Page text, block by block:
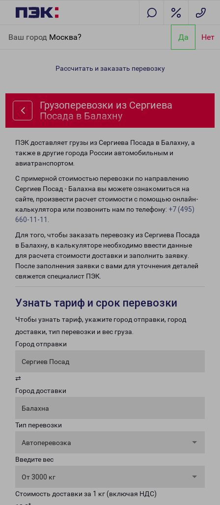
Ваш город Москва? Да Нет
Балахну
Рассчитать и заказать перевозку
Грузоперевозки из Сергиева
Посада в Балахну
ПЭК доставляет грузы из Сергиева Посада в Балахну, а
также в другие города России автомобильным и
авиатранспортом.
С примерной стоимостью перевозки по направлению
Сергиев Посад - Балахна вы можете ознакомиться на
сайте, произвести расчет стоимости с помощью онлайн-
калькулятора или позвонить нам по телефону: +7 (495)
660-11-11
Для того, чтобы заказать перевозку из Сергиева Посада
в Балахну, в калькуляторе необходимо ввести данные
для расчета стоимости доставки и заполнить заявку.
После заполнения заявки с вами для уточнения деталей
свяжется специалист ПЭК.
Узнать тариф и срок перевозки
Чтобы узнать тариф, укажите город отправки, город
доставки, тип перевозки и вес груза.
Город отправки
Сергиев Посад
⇄
Город доставки
Балахна
Тип перевозки
Автоперевозка
Введите вес
От 3000 кг
Стоимость доставки за 1 кг (включая НДС)